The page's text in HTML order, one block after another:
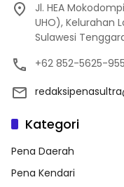
Jl. HEA
UHO), Kelurahan
Sulawesi
+62 852-5625-
Kategori
Pena Daerah
Pena Kendari